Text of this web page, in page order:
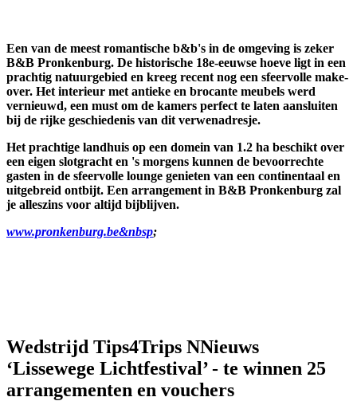
Een van de meest romantische b&b's in de omgeving is zeker
B&B Pronkenburg. De historische 18e-eeuwse hoeve ligt in een
prachtig natuurgebied en kreeg recent nog een sfeervolle make-
over. Het interieur met antieke en brocante meubels werd
vernieuwd, een must om de kamers perfect te laten aansluiten
bij de rijke geschiedenis van dit verwenadresje.
Het prachtige landhuis op een domein van 1.2 ha beschikt over
een eigen slotgracht en 's morgens kunnen de bevoorrechte
gasten in de sfeervolle lounge genieten van een continentaal en
uitgebreid ontbijt. Een arrangement in B&B Pronkenburg zal
je alleszins voor altijd bijblijven.
www.pronkenburg.be&nbsp;
Wedstrijd Tips4Trips NNieuws
‘Lissewege Lichtfestival’ - te winnen 25
arrangementen en vouchers